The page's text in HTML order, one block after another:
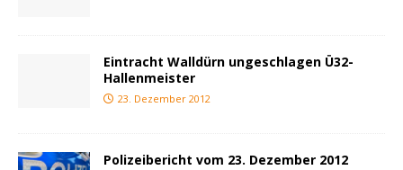
Eintracht Walldürn ungeschlagen Ü32-
Hallenmeister
23. Dezember 2012
Polizeibericht vom 23. Dezember 2012